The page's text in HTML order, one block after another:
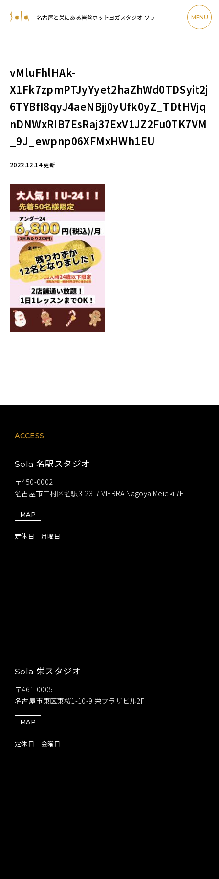
名古屋と栄にある岩盤ホットヨガスタジオ ソラ MENU
vMluFhlHAk-
X1Fk7zpmPTJyYyet2haZhWd0TDSyit2j
6TYBfI8qyJ4aeNBjj0yUfk0yZ_TDtHVjq
nDNWxRIB7EsRaj37ExV1JZ2Fu0TK7VM
_9J_ewpnp06XFMxHWh1EU
2022.12.14更新
ACCESS
Sola 名駅スタジオ
〒450-0002
名古屋市中村区名駅3-23-7 VIERRA Nagoya Meieki 7F
MAP
定休日 月曜日
Sola 栄スタジオ
〒461-0005
名古屋市東区東桜1-10-9 栄プラザビル2F
MAP
定休日 金曜日